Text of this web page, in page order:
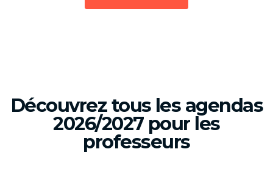
Découvrez tous les agendas
2026/2027 pour les
professeurs